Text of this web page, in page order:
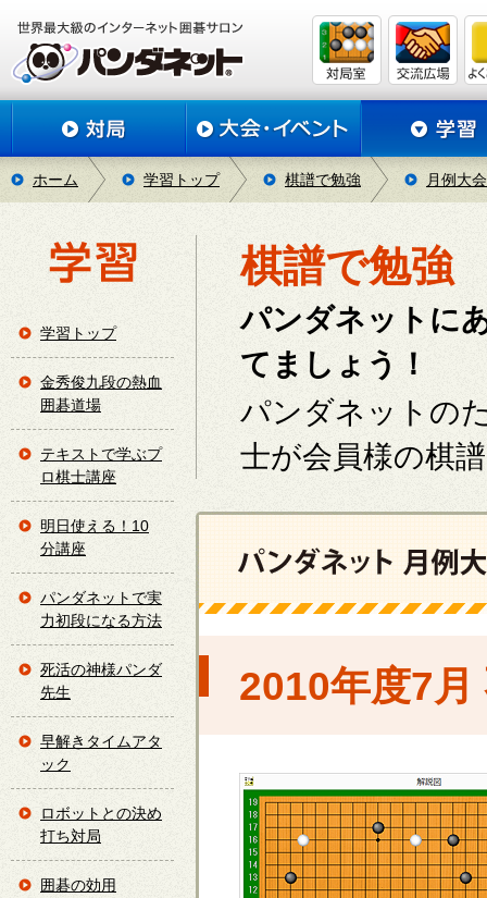
ホーム 学習トップ 棋譜で勉強 月例大
棋譜で勉強
パンダネットに
てましょう！
パンダネットの
士が会員様の棋
2010年度7
学習トップ
金秀俊九段の熱血
囲碁道場
テキストで学ぶプ
ロ棋士講座
明日使える！10
分講座
パンダネットで実
力初段になる方法
死活の神様パンダ
先生
早解きタイムアタ
ック
ロボットとの決め
打ち対局
囲碁の効用